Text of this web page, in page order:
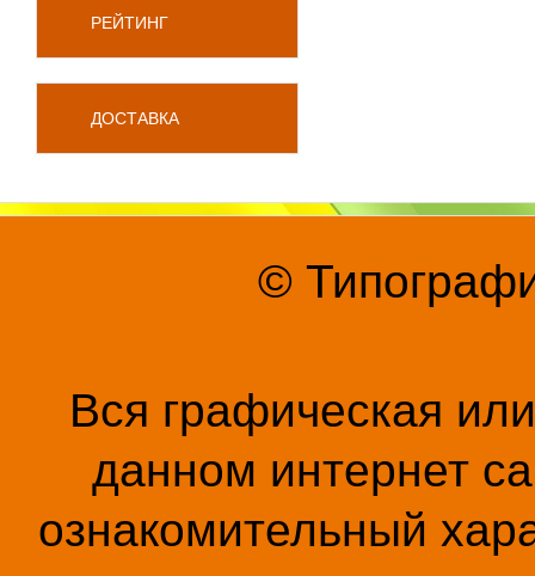
РЕЙТИНГ
ДОСТАВКА
©
Вся графическая
данном интернет
ознакомительный